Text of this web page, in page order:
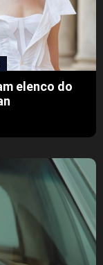
elenco do